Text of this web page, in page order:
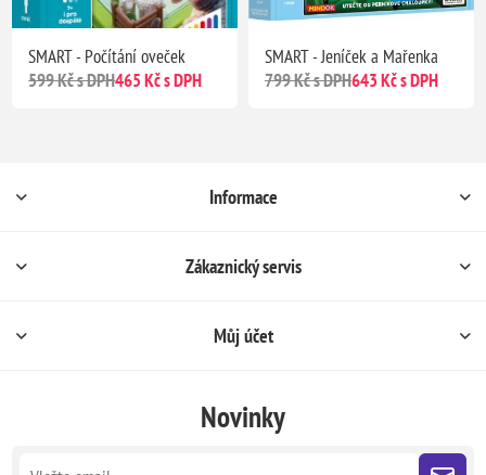
SMART - Počítání oveček
599 Kč s DPH465 Kč s DPH
SMART - Jeníček a Mařenka
799 Kč s DPH643 Kč s DPH
Informace
Zákaznický servis
Můj účet
Novinky